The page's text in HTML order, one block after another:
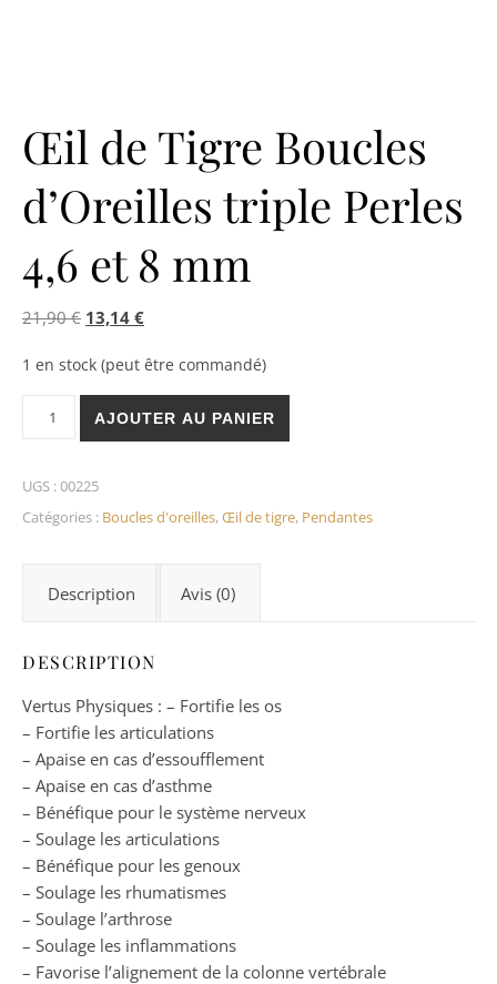
Œil de Tigre Boucles
d’Oreilles triple Perles
4,6 et 8 mm
21,90€ Le prix initial était : 21,90 €.
13,14 €Le prix actuel est : 13,14 €.
1 en stock (peut être commandé)
AJOUTER AU PANIER
UGS :00225
Catégories : Boucles d'oreilles,Œil de tigre, Pendantes
Description Avis (0)
DESCRIPTION
Vertus Physiques : – Fortifie les os
– Fortifie les articulations
– Apaise en cas d’essoufflement
– Apaise en cas d’asthme
– Bénéfique pour le système nerveux
– Soulage les articulations
– Bénéfique pour les genoux
– Soulage les rhumatismes
– Soulage l’arthrose
– Soulage les inflammations
– Favorise l’alignement de la colonne vertébrale